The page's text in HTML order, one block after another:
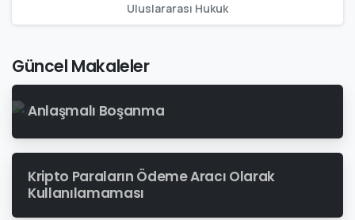
Uluslararası Hukuk
Güncel Makaleler
Anlaşmalı Boşanma
Kripto Paraların Ödeme Aracı Olarak
Kullanılamaması